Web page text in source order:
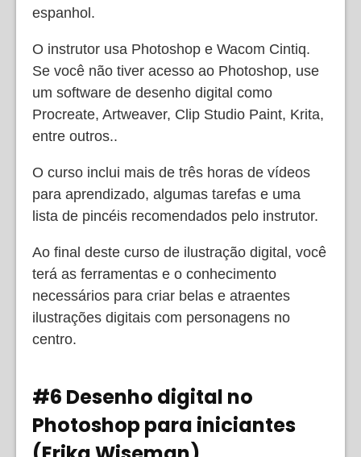
espanhol.
O instrutor usa Photoshop e Wacom Cintiq.
Se você não tiver acesso ao Photoshop, use
um software de desenho digital como
Procreate, Artweaver, Clip Studio Paint, Krita,
entre outros..
O curso inclui mais de três horas de vídeos
para aprendizado, algumas tarefas e uma
lista de pincéis recomendados pelo instrutor.
Ao final deste curso de ilustração digital, você
terá as ferramentas e o conhecimento
necessários para criar belas e atraentes
ilustrações digitais com personagens no
centro.
#6 Desenho digital no
Photoshop para iniciantes